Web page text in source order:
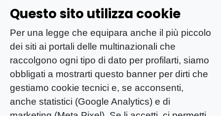
Questo sito utilizza cookie
Per una legge che equipara anche il più piccolo
dei siti ai portali delle multinazionali che
raccolgono ogni tipo di dato per profilarti, siamo
obbligati a mostrarti questo banner per dirti che
gestiamo cookie tecnici e, se acconsenti,
anche statistici (Google Analytics) e di